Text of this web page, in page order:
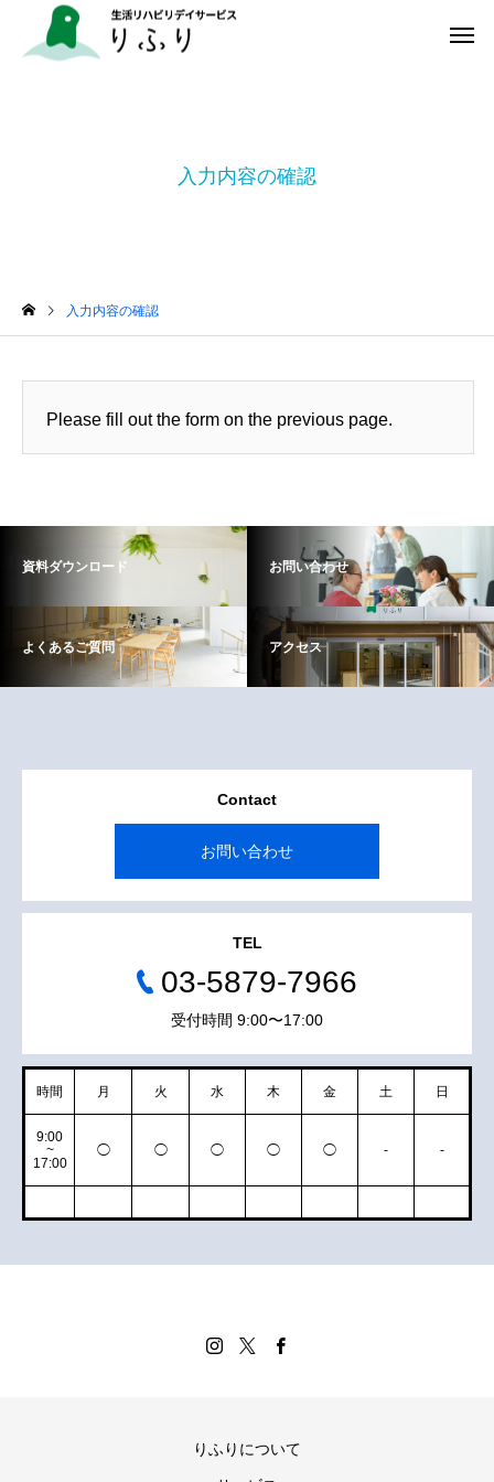
入力内容の確認
入力内容の確認
Please fill out the form on the previous page.
資料ダウンロード お問い合わせ
よくあるご質問 アクセス
Contact
お問い合わせ
TEL
03-5879-7966
受付時間 9:00〜17:00
時間 月 火 水 木 金 土 日
9:00
~
17:00
◯ ◯ ◯ ◯ ◯ - -
りふりについて